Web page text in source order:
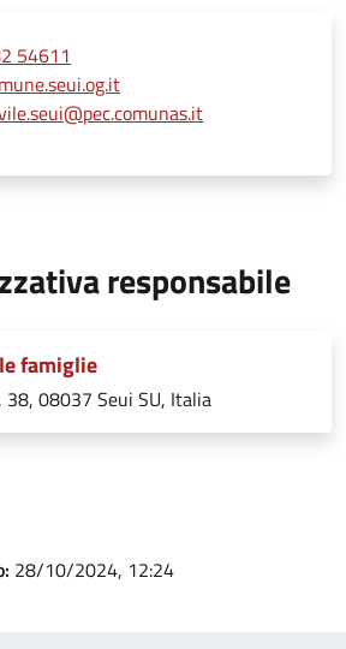
54611
responsabile
famiglie
38, 08037 Seui SU, Italia
28/10/2024, 12:24